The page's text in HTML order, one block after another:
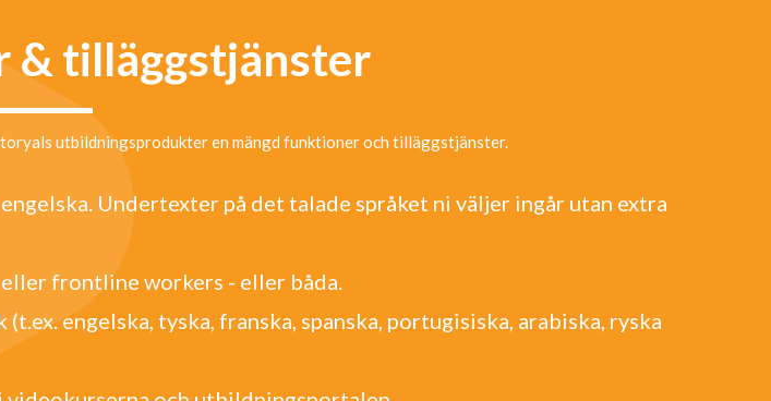
& tilläggstjänster
utbildningsprodukter en mängd funktioner och tilläggstjänster.
Undertexter på det talade språket ni väljer ingår utan extra
frontline workers - eller båda.
engelska, tyska, franska, spanska, portugisiska, arabiska, ryska